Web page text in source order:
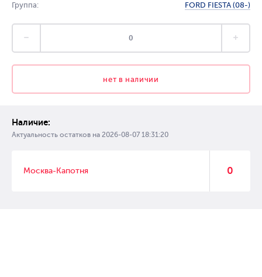
Группа: FORD FIESTA (08-)
нет в наличии
Наличие:
Актуальность остатков на 2026-08-07 18:31:20
Москва-Капотня 0